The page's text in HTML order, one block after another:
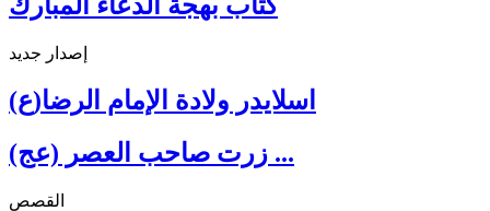
كتاب بهجة الدعاء المبارك
إصدار جديد
اسلايدر ولادة الإمام الرضا(ع)
زرت صاحب العصر (عج) ...
القصص